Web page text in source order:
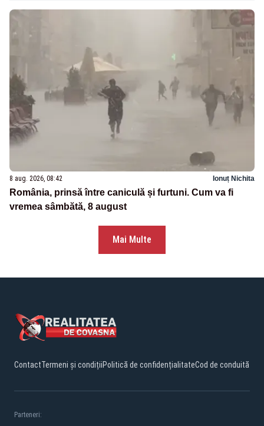
8 aug. 2026, 08:42 Ionuț Nichita
România, prinsă între caniculă și furtuni. Cum va fi
vremea sâmbătă, 8 august
Mai Multe
ContactTermeni și condițiiPolitică de confidențialitateCod de conduită
Parteneri: